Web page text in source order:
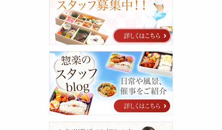
す
る
ご
案
内
惣
楽
の
ス
タ
ッ
フ
blog